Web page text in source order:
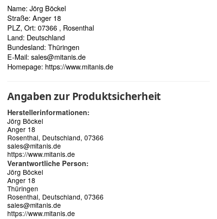
Name: Jörg Böckel
Straße: Anger 18
PLZ, Ort: 07366 , Rosenthal
Land: Deutschland
Bundesland: Thüringen
E-Mail: sales@mitanis.de
Homepage: https://www.mitanis.de
Angaben zur Produktsicherheit
Herstellerinformationen:
Jörg Böckel
Anger 18
Rosenthal, Deutschland, 07366
sales@mitanis.de
https://www.mitanis.de
Verantwortliche Person:
Jörg Böckel
Anger 18
Thüringen
Rosenthal, Deutschland, 07366
sales@mitanis.de
https://www.mitanis.de